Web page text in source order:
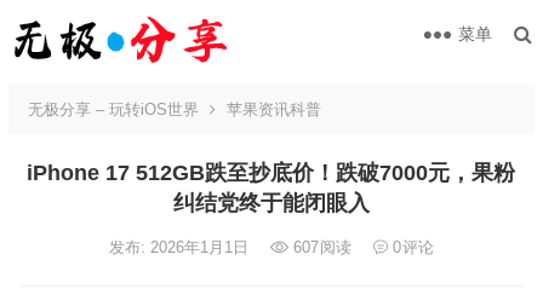
菜单
无极分享 – 玩转iOS世界 苹果资讯科普
iPhone 17 512GB跌至抄底价！跌破7000元，果粉
纠结党终于能闭眼入
发布: 2026年1月1日 607阅读 0评论